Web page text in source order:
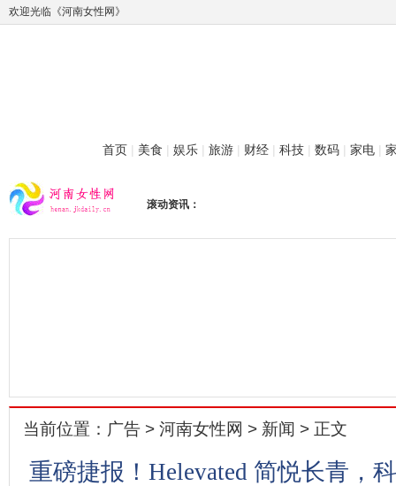
欢迎光临《河南女性网》
首页 | 美食 | 娱乐 | 旅游 | 财经 | 科技 | 数码 | 家电 |
滚动资讯：
当前位置： 广告 > 河南女性网 > 新闻 > 正文
重磅捷报！Helevated 简悦长青，